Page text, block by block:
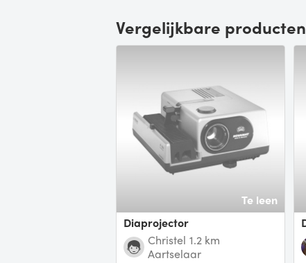
Vergelijkbare producten
Te leen
Diaprojector
Christel 1.2 km
Aartselaar